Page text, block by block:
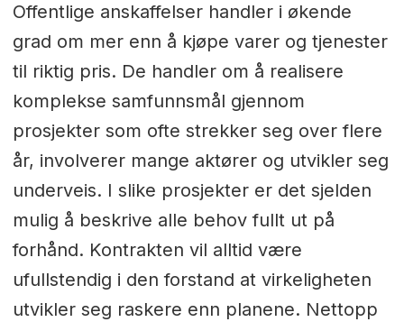
Offentlige anskaffelser handler i økende
grad om mer enn å kjøpe varer og tjenester
til riktig pris. De handler om å realisere
komplekse samfunnsmål gjennom
prosjekter som ofte strekker seg over flere
år, involverer mange aktører og utvikler seg
underveis. I slike prosjekter er det sjelden
mulig å beskrive alle behov fullt ut på
forhånd. Kontrakten vil alltid være
ufullstendig i den forstand at virkeligheten
utvikler seg raskere enn planene. Nettopp